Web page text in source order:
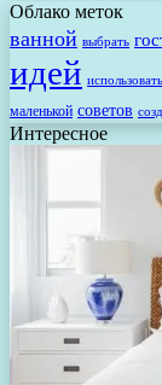
Облако меток
ванной выбрать
идей использовать
маленькой советов
Интересное